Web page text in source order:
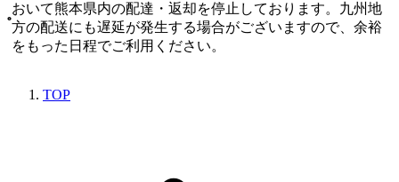
おいて熊本県内の配達・返却を停止しております。九州地
方の配送にも遅延が発生する場合がございますので、余裕
をもった日程でご利用ください。
TOP